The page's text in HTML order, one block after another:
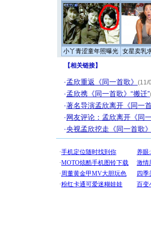
小丫青涩童年照曝光 女星卖乳
【相关链接】
·孟欣重返《同一首歌》 (11/
·孟欣携《同一首歌》“搬迁”
·著名导演孟欣离开《同一
·网友评论：孟欣离开《同
·央视孟欣挖走《同一首歌